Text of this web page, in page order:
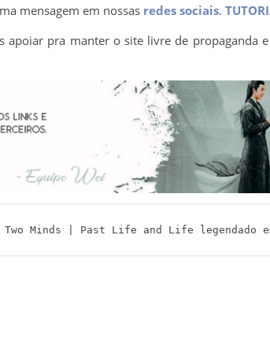
mensagem em nossas redes sociais.
apoiar pra manter o site livre de propaganda
Two Minds | Past Life and Life legendado